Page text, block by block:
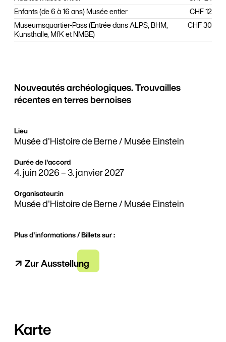
Enfants (de 6 à 16 ans) Musée entier
CHF 12
Museumsquartier-Pass (Entrée dans ALPS, BHM,
Kunsthalle, MfK et NMBE)
CHF 30
Nouveautés archéologiques. Trouvailles
récentes en terres bernoises
Lieu
Musée d'Histoire de Berne / Musée Einstein
Durée de l'accord
4. juin 2026–3. janvier 2027
Organisateur:in
Musée d'Histoire de Berne / Musée Einstein
Plus d'informations / Billets sur :
↗ Zur Ausstellung
Karte